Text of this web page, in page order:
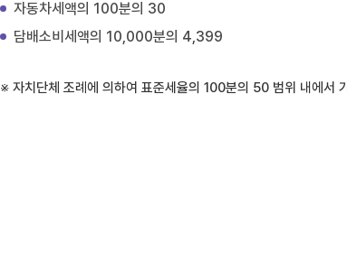
자동차세액의 100분의 30
담배소비세액의 10,000분의 4,399
※ 자치단체 조례에 의하여 표준세율의 100분의 50 범위 내에서